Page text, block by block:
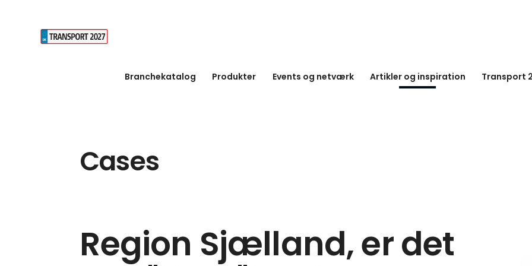
Branchekatalog Produkter Events og netværk Artikler og inspiration Transport
Cases
Region Sjælland, er det